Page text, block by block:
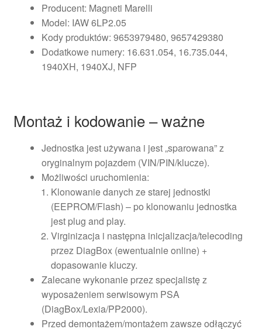
Producent: Magneti Marelli
Model: IAW 6LP2.05
Kody produktów: 9653979480, 9657429380
Dodatkowe numery: 16.631.054, 16.735.044,
1940XH, 1940XJ, NFP
Montaż i kodowanie – ważne
Jednostka jest używana i jest „sparowana” z
oryginalnym pojazdem (VIN/PIN/klucze).
Możliwości uruchomienia:
Klonowanie danych ze starej jednostki
(EEPROM/Flash) – po klonowaniu jednostka
jest plug and play.
Virginizacja i następna inicjalizacja/telecoding
przez DiagBox (ewentualnie online) +
dopasowanie kluczy.
Zalecane wykonanie przez specjalistę z
wyposażeniem serwisowym PSA
(DiagBox/Lexia/PP2000).
Przed demontażem/montażem zawsze odłączyć